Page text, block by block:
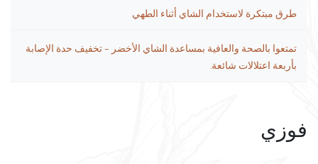
طرق مبتكرة لاستخدام الشاي أثناء الطهي
تمتعوا بالصحة والعافية بمساعدة الشاي الأخضر – تخفيف حدة الإصابة
بأربعة اعتلالات شائعة.
فوزي